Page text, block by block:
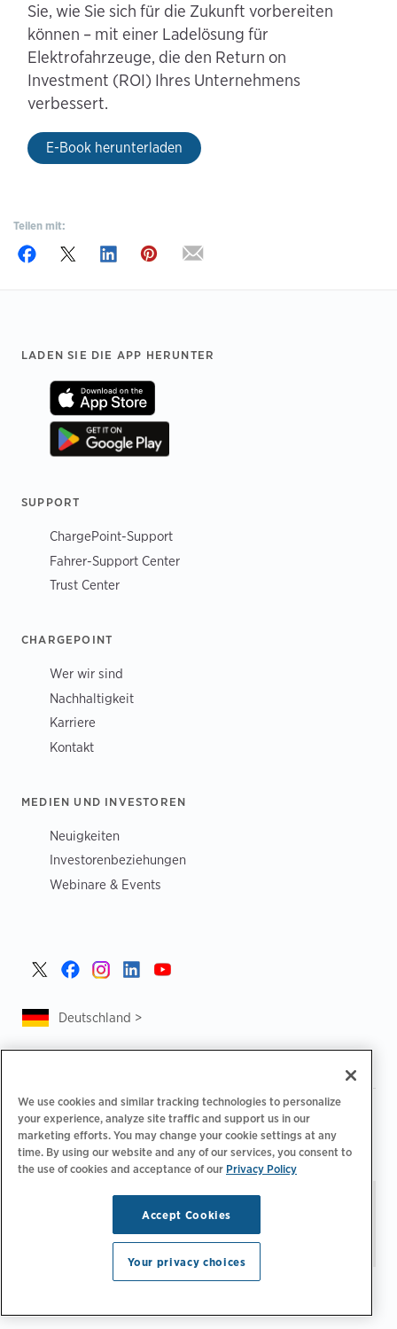
Sie, wie Sie sich für die Zukunft vorbereiten
können – mit einer Ladelösung für
Elektrofahrzeuge, die den Return on
Investment (ROI) Ihres Unternehmens
verbessert.
E-Book herunterladen
Teilen mit:
Footer
LADEN SIE DIE APP HERUNTER
SUPPORT
ChargePoint-Support
Fahrer-Support Center
Trust Center
CHARGEPOINT
Wer wir sind
Nachhaltigkeit
Karriere
Kontakt
MEDIEN UND INVESTOREN
Neuigkeiten
Investorenbeziehungen
Webinare & Events
Deutschland >
Datenschutzrichtlinie | Ihre Datenschutzoptionen
Rechtliches | Abrechnung zur Barrierefreiheit |
Verhaltenskodex für Lieferanten | EPR-Informationen |
Impressum
E-Mail-Einstellungen
verwalten
vorbehalten.
We use cookies and similar tracking technologies to personalize
your experience, analyze site traffic and support us in our
marketing efforts. You may change your cookie settings at any
time. By using our website and any of our services, you consent to
the use of cookies and acceptance of our Privacy Policy
Accept Cookies
Your privacy choices